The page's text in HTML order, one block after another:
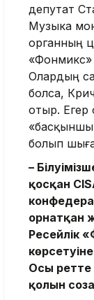
депутат
Музыка
органның
Олардың
болса,
отыр. Егер
«басқыншы
болып шыға
–
қосқан
орнатқан
Ресейлік
Осы ретте
қолын